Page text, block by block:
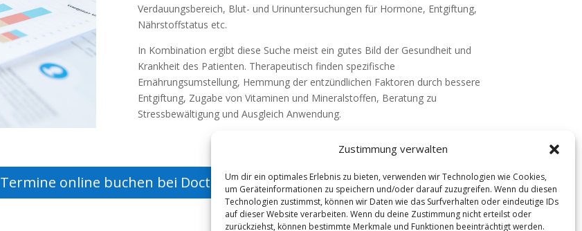
Zustimmung verwalten
Um dir ein optimales Erlebnis zu bieten, verwenden wir Technologien wie Cookies,
um Geräteinformationen zu speichern und/oder darauf zuzugreifen. Wenn du diesen
Technologien zustimmst, können wir Daten wie das Surfverhalten oder eindeutige IDs
auf dieser Website verarbeiten. Wenn du deine Zustimmung nicht erteilst oder
zurückziehst, können bestimmte Merkmale und Funktionen beeinträchtigt werden.
Verdauungsbereich, Blut- und Urinuntersuchungen für Hormone, Entgiftung,
Nährstoffstatus etc.
In Kombination ergibt diese Suche meist ein gutes Bild der Gesundheit und
Krankheit des Patienten. Therapeutisch finden spezifische
Ernährungsumstellung, Hemmung der entzündlichen Faktoren durch bessere
Entgiftung, Zugabe von Vitaminen und Mineralstoffen, Beratung zu
Stressbewältigung und Ausgleich Anwendung.
Termine online buchen bei Doctolib